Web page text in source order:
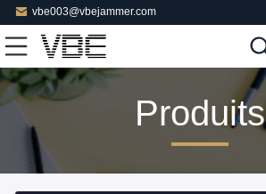
vbe003@vbejammer.com
Produits